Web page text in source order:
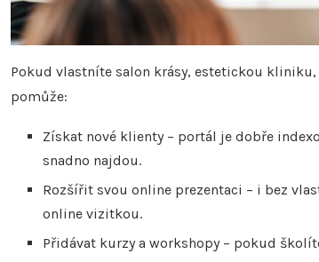
Pokud vlastníte salon krásy, estetickou
pomůže:
Získat nové klienty – portál je dobře
snadno najdou.
Rozšířit svou online prezentaci – i bez
online vizitkou.
Přidávat kurzy a workshopy – pokud